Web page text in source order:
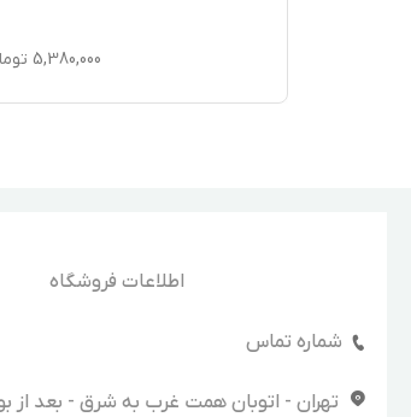
5,380,000
اطلاعات فروشگاه
شماره تماس
تهران - اتوبان همت غرب به شرق - بعد از